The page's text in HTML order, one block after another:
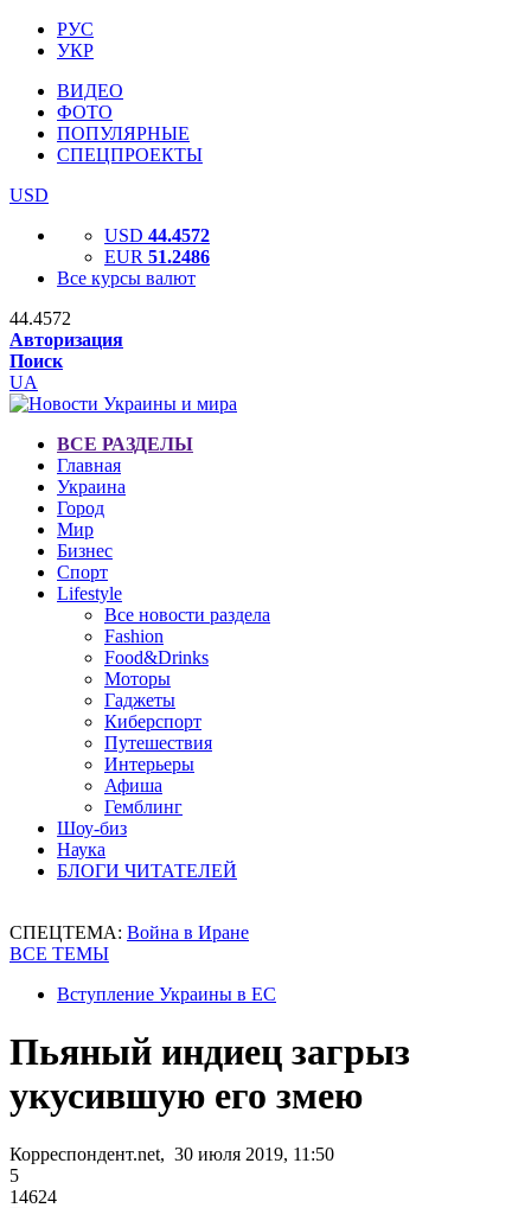
РУС
УКР
ВИДЕО
ФОТО
ПОПУЛЯРНЫЕ
СПЕЦПРОЕКТЫ
USD
USD 44.4572
EUR 51.2486
Все курсы валют
44.4572
Авторизация
Поиск
UA
ВСЕ РАЗДЕЛЫ
Главная
Украина
Город
Мир
Бизнес
Спорт
Lifestyle
Все новости раздела
Fashion
Food&Drinks
Моторы
Гаджеты
Киберспорт
Путешествия
Интерьеры
Афиша
Гемблинг
Шоу-биз
Наука
БЛОГИ ЧИТАТЕЛЕЙ
СПЕЦТЕМА: Война в Иране
ВСЕ ТЕМЫ
Вступление Украины в ЕС
Пьяный индиец загрыз
укусившую его змею
Корреспондент.net, 30 июля 2019, 11:50
5
14624